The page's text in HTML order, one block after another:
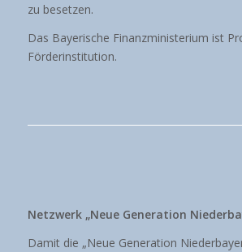
zu besetzen.
Das Bayerische Finanzministerium ist
Förderinstitution.
Netzwerk „Neue Generation
Damit die „Neue Generation